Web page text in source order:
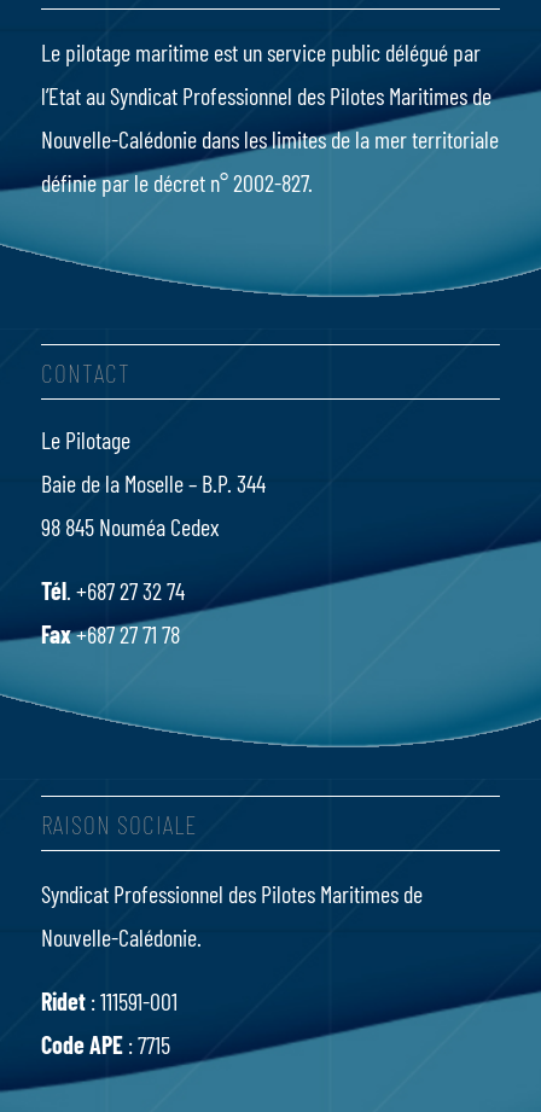
Le pilotage maritimeest un service public délégué par
l’Etat au Syndicat Professionnel des Pilotes Maritimes de
Nouvelle-Calédonie dans les limites de la mer territoriale
définie par le décret n° 2002-827.
CONTACT
Le Pilotage
Baie de la Moselle – B.P. 344
98 845 Nouméa Cedex
Tél. +687 27 32 74
Fax+687 27 71 78
RAISON SOCIALE
Syndicat Professionnel des Pilotes Maritimes de
Nouvelle-Calédonie.
Ridet: 111591-001
Code APE: 7715